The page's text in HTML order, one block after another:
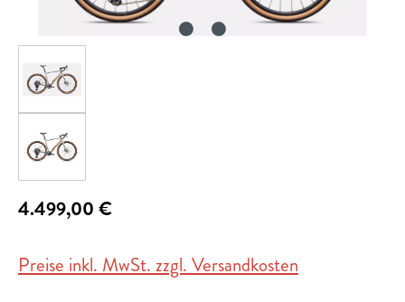
4.499,00 €
Preise inkl. MwSt. zzgl. Versandkosten